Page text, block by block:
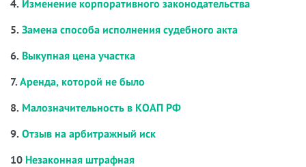
4. Изменение корпоративного законодательства
5. Замена способа исполнения судебного акта
6. Выкупная цена участка
7. Аренда, которой не было
8. Малозначительность в КОАП РФ
9. Отзыв на арбитражный иск
10 Незаконная штрафная